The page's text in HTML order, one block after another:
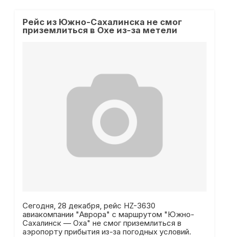
Рейс из Южно-Сахалинска не смог
приземлиться в Охе из-за метели
Сегодня, 28 декабря, рейс HZ-3630
авиакомпании "Аврора" с маршрутом "Южно-
Сахалинск — Оха" не смог приземлиться в
аэропорту прибытия из-за погодных условий.